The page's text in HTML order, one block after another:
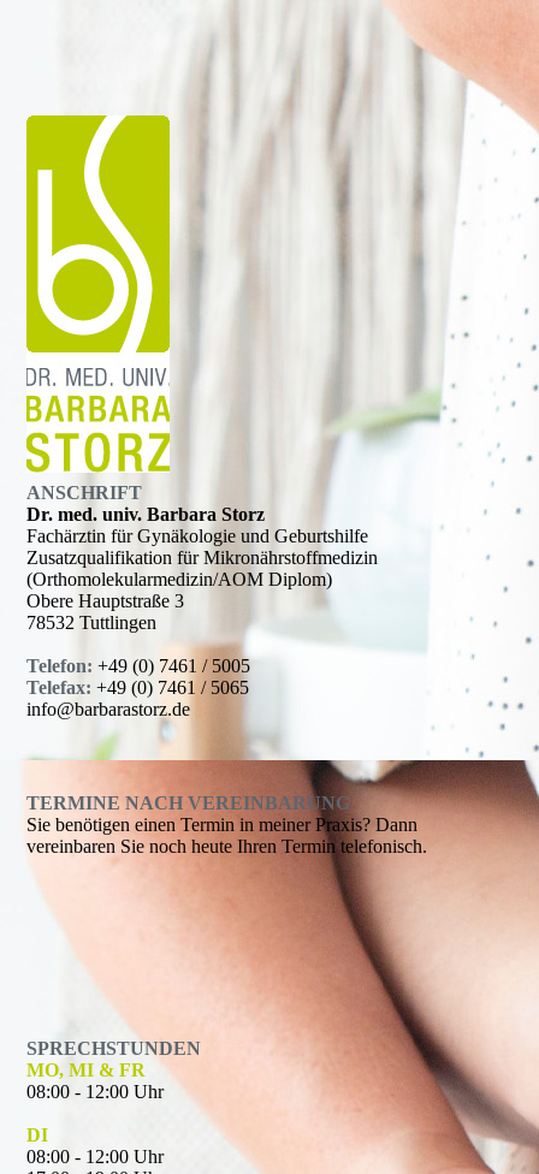
ANSCHRIFT
Dr. med. univ. Barbara Storz
Fachärztin für Gynäkologie und Geburtshilfe
Zusatzqualifikation für Mikronährstoffmedizin
(Orthomolekularmedizin/AOM Diplom)
Obere Hauptstraße 3
78532 Tuttlingen
Telefon: +49 (0) 7461 / 5005
Telefax: +49 (0) 7461 / 5065
info@barbarastorz.de
TERMINE NACH VEREINBARUNG
Sie benötigen einen Termin in meiner Praxis? Dann
vereinbaren Sie noch heute Ihren Termin telefonisch.
SPRECHSTUNDEN
MO, MI & FR
08:00 - 12:00 Uhr
DI
08:00 - 12:00 Uhr